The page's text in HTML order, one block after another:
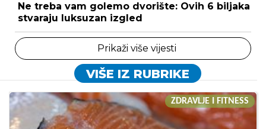
Ne treba vam golemo dvorište: Ovih 6 biljaka
stvaraju luksuzan izgled
Prikaži više vijesti
VIŠE IZ RUBRIKE
ZDRAVLJE I FITNESS